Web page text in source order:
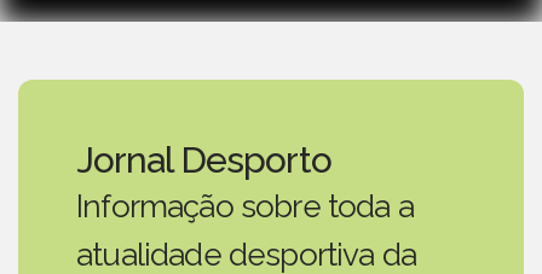
Jornal Desporto
Informação sobre toda a
atualidade desportiva da